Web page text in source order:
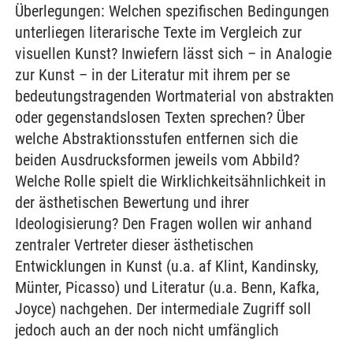
Überlegungen: Welchen spezifischen Bedingungen
unterliegen literarische Texte im Vergleich zur
visuellen Kunst? Inwiefern lässt sich – in Analogie
zur Kunst – in der Literatur mit ihrem per se
bedeutungstragenden Wortmaterial von abstrakten
oder gegenstandslosen Texten sprechen? Über
welche Abstraktionsstufen entfernen sich die
beiden Ausdrucksformen jeweils vom Abbild?
Welche Rolle spielt die Wirklichkeitsähnlichkeit in
der ästhetischen Bewertung und ihrer
Ideologisierung? Den Fragen wollen wir anhand
zentraler Vertreter dieser ästhetischen
Entwicklungen in Kunst (u.a. af Klint, Kandinsky,
Münter, Picasso) und Literatur (u.a. Benn, Kafka,
Joyce) nachgehen. Der intermediale Zugriff soll
jedoch auch an der noch nicht umfänglich